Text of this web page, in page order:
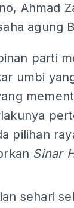
Ahmad
agung
parti
umbi
pilihan
Sinar
sehari